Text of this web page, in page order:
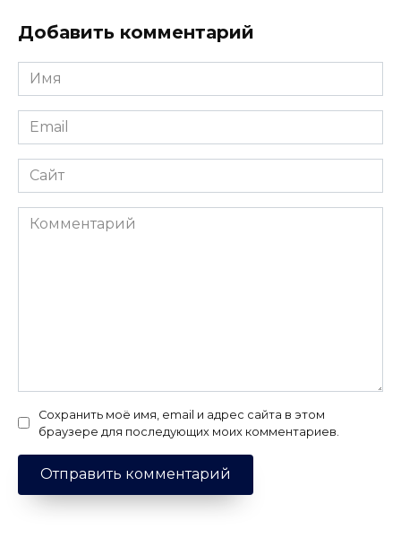
Добавить комментарий
Имя
*
Email
*
Сайт
Комментарий
Сохранить моё имя, email и адрес сайта в этом
браузере для последующих моих комментариев.